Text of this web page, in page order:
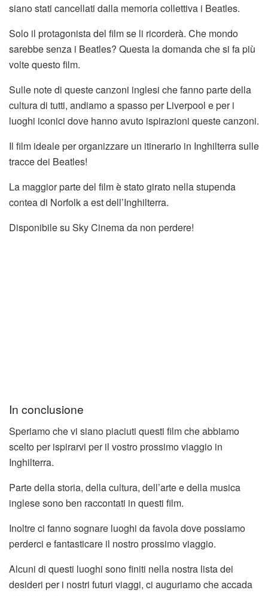
siano stati cancellati dalla memoria collettiva i Beatles.
Solo il protagonista del film se li ricorderà. Che mondo
sarebbe senza i Beatles? Questa la domanda che si fa più
volte questo film.
Sulle note di queste canzoni inglesi che fanno parte della
cultura di tutti, andiamo a spasso per Liverpool e per i
luoghi iconici dove hanno avuto ispirazioni queste canzoni.
Il film ideale per organizzare un itinerario in Inghilterra sulle
tracce dei Beatles!
La maggior parte del film è stato girato nella stupenda
contea di Norfolk a est dell’Inghilterra.
Disponibile su Sky Cinema da non perdere!
In conclusione
Speriamo che vi siano piaciuti questi film che abbiamo
scelto per ispirarvi per il vostro prossimo viaggio in
Inghilterra.
Parte della storia, della cultura, dell’arte e della musica
inglese sono ben raccontati in questi film.
Inoltre ci fanno sognare luoghi da favola dove possiamo
perderci e fantasticare il nostro prossimo viaggio.
Alcuni di questi luoghi sono finiti nella nostra lista dei
desideri per i nostri futuri viaggi, ci auguriamo che accada